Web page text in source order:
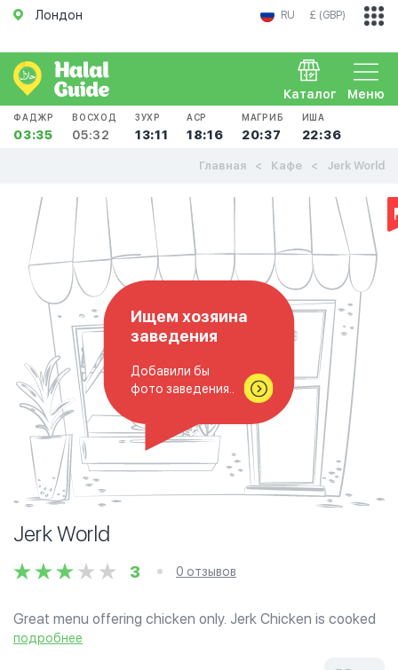
Лондон RU £ (GBP)
Меню
Каталог
ФАДЖР
03:35
ВОСХОД
05:32
ЗУХР
13:11
АСР
18:16
МАГРИБ
20:37
ИША
22:36
Главная Кафе Jerk World
Ищем хозяина
заведения
Добавили бы
фото заведения..
Jerk World
3 0 отзывов
Great menu offering chicken only. Jerk Chicken is cooked
to perfection and offer other sauces to add depending on
подробнее